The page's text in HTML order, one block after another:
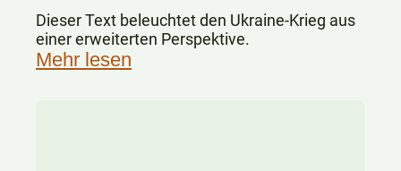
Dieser Text beleuchtet den Ukraine-Krieg aus
einer erweiterten Perspektive.
Mehr lesen